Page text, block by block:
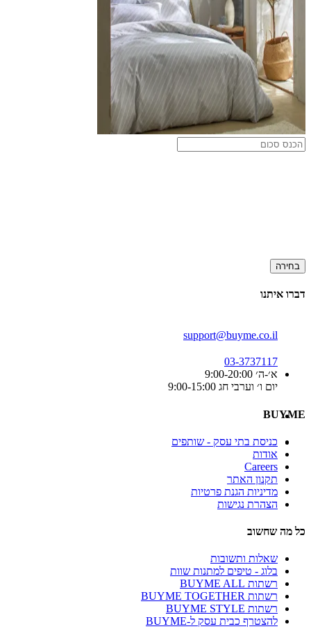
בחירה
דברו איתנו
support@buyme.co.il
03-3737117
א׳-ה׳ 9:00-20:00
יום ו׳ וערבי חג 9:00-15:00
BUYME
כניסת בתי עסק - שותפים
אודות
Careers
תקנון האתר
מדיניות הגנת פרטיות
הצהרת נגישות
כל מה שחשוב
שאלות ותשובות
בלוג - טיפים למתנות שוות
רשתות BUYME ALL
רשתות BUYME TOGETHER
רשתות BUYME STYLE
להצטרף כבית עסק ל-BUYME